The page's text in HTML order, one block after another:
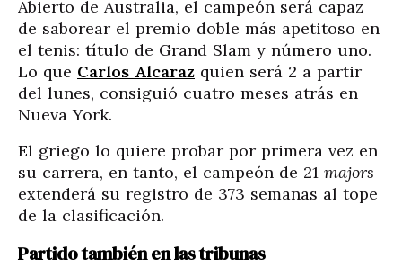
Abierto de Australia, el campeón será capaz
de saborear el premio doble más apetitoso en
el tenis: título de Grand Slam y número uno.
Lo que Carlos Alcaraz quien será 2 a partir
del lunes, consiguió cuatro meses atrás en
Nueva York.
El griego lo quiere probar por primera vez en
su carrera, en tanto, el campeón de 21 majors
extenderá su registro de 373 semanas al tope
de la clasificación.
Partido también en las tribunas